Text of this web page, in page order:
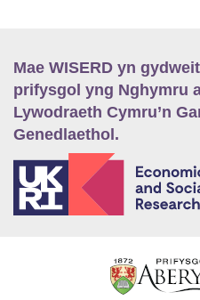
Mae WISERD yn
prifysgol yng Nghymru
Lywodraeth Cymru’n
Genedlaethol.